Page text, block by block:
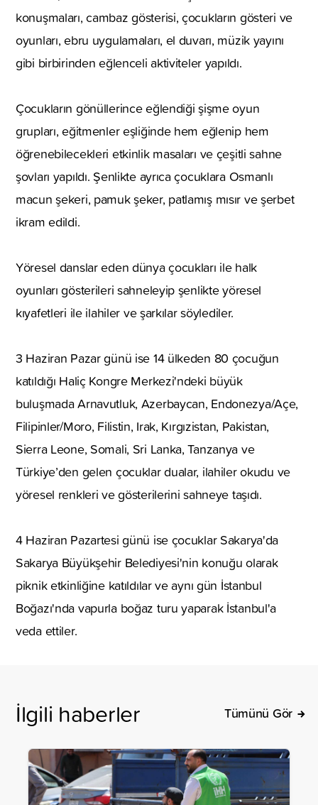
konuşmaları, cambaz gösterisi, çocukların gösteri ve
oyunları, ebru uygulamaları, el duvarı, müzik yayını
gibi birbirinden eğlenceli aktiviteler yapıldı.
Çocukların gönüllerince eğlendiği şişme oyun
grupları, eğitmenler eşliğinde hem eğlenip hem
öğrenebilecekleri etkinlik masaları ve çeşitli sahne
şovları yapıldı. Şenlikte ayrıca çocuklara Osmanlı
macun şekeri, pamuk şeker, patlamış mısır ve şerbet
ikram edildi.
Yöresel danslar eden dünya çocukları ile halk
oyunları gösterileri sahneleyip şenlikte yöresel
kıyafetleri ile ilahiler ve şarkılar söylediler.
3 Haziran Pazar günü ise 14 ülkeden 80 çocuğun
katıldığı Haliç Kongre Merkezi'ndeki büyük
buluşmada Arnavutluk, Azerbaycan, Endonezya/Açe,
Filipinler/Moro, Filistin, Irak, Kırgızistan, Pakistan,
Sierra Leone, Somali, Sri Lanka, Tanzanya ve
Türkiye’den gelen çocuklar dualar, ilahiler okudu ve
yöresel renkleri ve gösterilerini sahneye taşıdı.
4 Haziran Pazartesi günü ise çocuklar Sakarya'da
Sakarya Büyükşehir Belediyesi'nin konuğu olarak
piknik etkinliğine katıldılar ve aynı gün İstanbul
Boğazı'nda vapurla boğaz turu yaparak İstanbul'a
veda ettiler.
İlgili haberler Tümünü Gör